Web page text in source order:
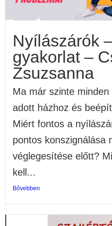
Nyílászárók
gyakorlat –
Zsuzsanna
Ma már szinte
adott házhoz és
Miért fontos a
pontos konszignálása
véglegesítése előtt?
kell...
Bővebben